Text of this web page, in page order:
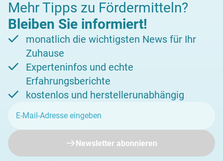
Mehr Tipps zu Fördermitteln?
Bleiben Sie informiert!
monatlich die wichtigsten News für Ihr
Zuhause
Experteninfos und echte
Erfahrungsberichte
kostenlos und herstellerunabhängig
Newsletter abonnieren